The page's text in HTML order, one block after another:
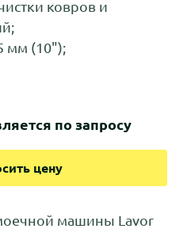
ковров и
мм (10");
по запросу
цену
машины Lavor